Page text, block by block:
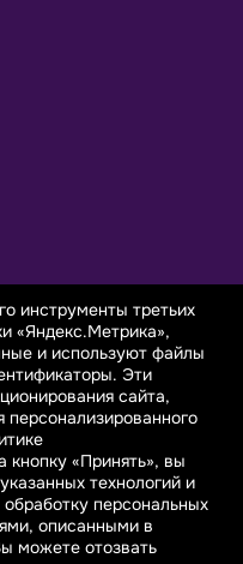
"САРАФАНОВО"
инструменты третьих
«Яндекс.Метрика»,
и используют файлы
Эти
сайта,
персонализированного
«Принять», вы
технологий и
персональных
описанными в
можете отозвать